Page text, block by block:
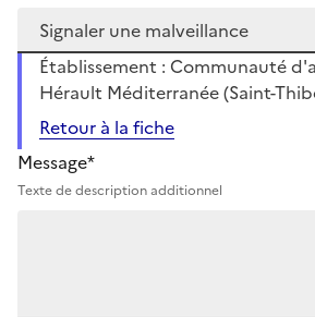
Établissement : Communauté
Hérault Méditerranée (Saint-
Retour à la fiche
Message*
Texte de description additionnel